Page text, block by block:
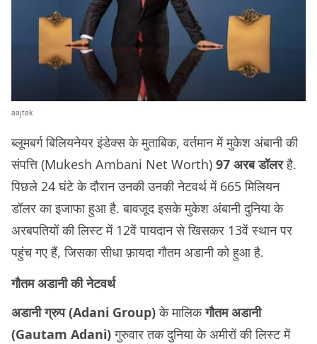
aajtak
ब्‍लूमबर्ग बिलियनेयर इंडेक्‍स के मुताबिक, वर्तमान में मुकेश अंबानी की
संपत्ति (Mukesh Ambani Net Worth) 97 अरब डॉलरहै.
पिछले 24 घंटे के दौरान उनकी उनकी नेटवर्थ में 665 मिलियन
डॉलर का इजाफा हुआ है. बावजूद इसके मुकेश अंबानी दुनिया के
अरबपतियों की लिस्‍ट में 12वें पायदान से खिसकर 13वें स्‍थान पर
पहुंच गए हैं, जिसका सीधा फ़ायदा गौतम अडानी को हुआ है.
गौतम अडानी की नेटवर्थ
अडानी ग्रुप (Adani Group)के मालिकगौतम अडानी
(Gautam Adani)गुरुवार तक दुनिया के अमीरों की लिस्‍ट में